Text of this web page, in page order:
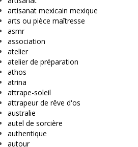
artisanat mexicain mexique
arts ou pièce maîtresse
asmr
association
atelier
atelier de préparation
athos
atrina
attrape-soleil
attrapeur de rêve d'os
australie
autel de sorcière
authentique
autour